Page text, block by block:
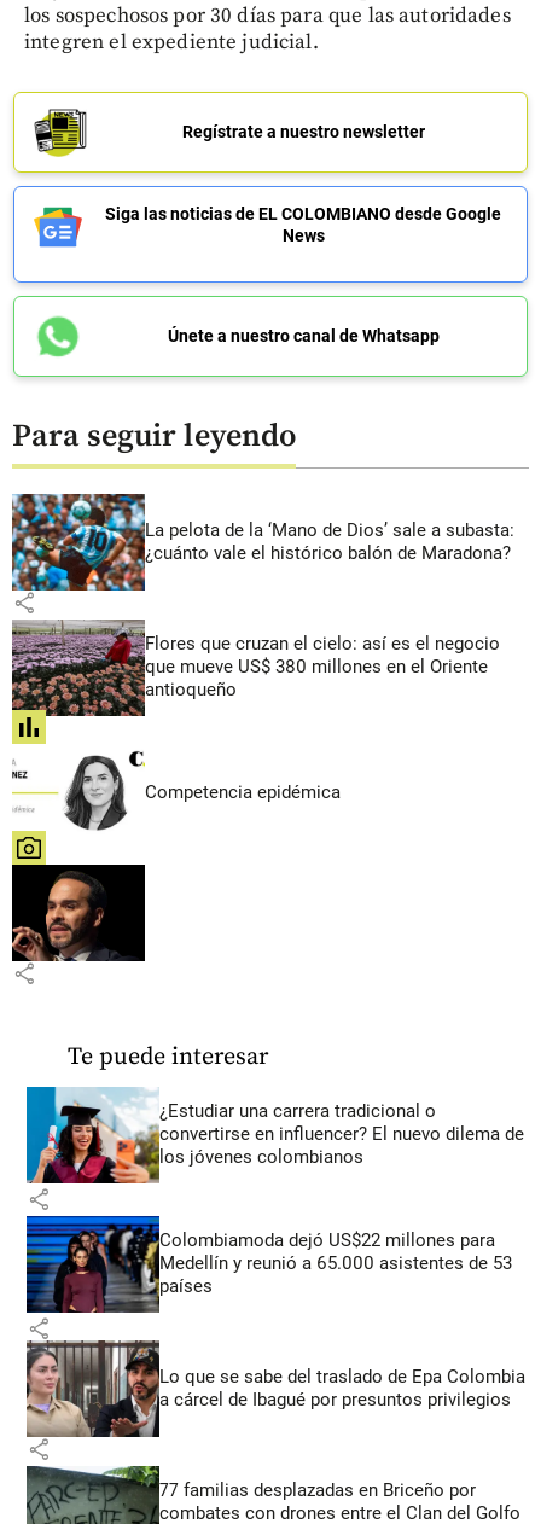
los sospechosos por 30 días para que las autoridades
integren el expediente judicial.
Regístrate a nuestro newsletter
Siga las noticias de EL COLOMBIANO desde Google
News
Únete a nuestro canal de Whatsapp
Para seguir leyendo
La pelota de la ‘Mano de Dios’ sale a subasta:
¿cuánto vale el histórico balón de Maradona?
share
Flores que cruzan el cielo: así es el negocio
que mueve US$ 380 millones en el Oriente
antioqueño
share
Competencia epidémica
share
share
Te puede interesar
¿Estudiar una carrera tradicional o
convertirse en influencer? El nuevo dilema de
los jóvenes colombianos
share
Colombiamoda dejó US$22 millones para
Medellín y reunió a 65.000 asistentes de 53
países
share
Lo que se sabe del traslado de Epa Colombia
a cárcel de Ibagué por presuntos privilegios
share
77 familias desplazadas en Briceño por
combates con drones entre el Clan del Golfo